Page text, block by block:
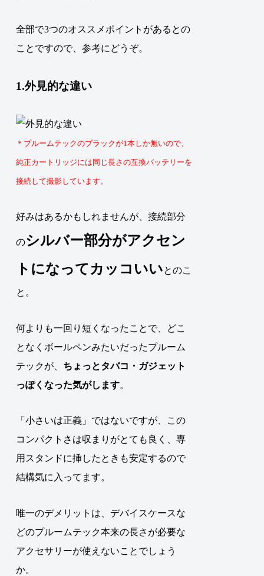
全部で3つのオススメポイントがあるとの
ことですので、参考にどうぞ。
1.外見的な違い
＊プルームテックのブラックが1本しか無いので、
純正カートリッジには同じ長さの互換バッテリーを
接続して撮影しています。
好みはあるかもしれませんが、接続部分
のシルバー部分がアクセン
トになってカッコいいとのこ
と。
何よりも一回り短くなったことで、どこ
となくボールペンみたいだったプルーム
テックが、 ちょっとタバコ・ガジェット
っぽくなった気がします。
「小さいは正義」ではないですが、この
コンパクトさは収まりがとても良く、専
用スタンドに挿したときも安定するので
結構気に入ってます。
唯一のデメリットは、デバイスケースな
どのプルームテック本来の長さが必要な
アクセサリーが使えないことでしょう
か。